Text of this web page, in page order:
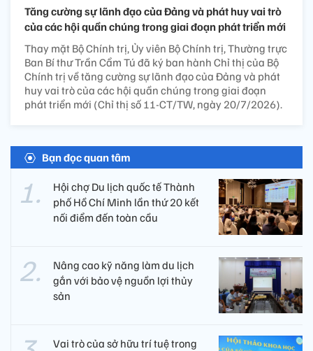
Tăng cường sự lãnh đạo của Đảng và phát huy vai trò
của các hội quần chúng trong giai đoạn phát triển mới
Thay mặt Bộ Chính trị, Ủy viên Bộ Chính trị, Thường trực
Ban Bí thư Trần Cẩm Tú đã ký ban hành Chỉ thị của Bộ
Chính trị về tăng cường sự lãnh đạo của Đảng và phát
huy vai trò của các hội quần chúng trong giai đoạn
phát triển mới (Chỉ thị số 11-CT/TW, ngày 20/7/2026).
Bạn đọc quan tâm
Hội chợ Du lịch quốc tế Thành
phố Hồ Chí Minh lần thứ 20 kết
nối điểm đến toàn cầu
Nâng cao kỹ năng làm du lịch
gắn với bảo vệ nguồn lợi thủy
sản
Vai trò của sở hữu trí tuệ trong